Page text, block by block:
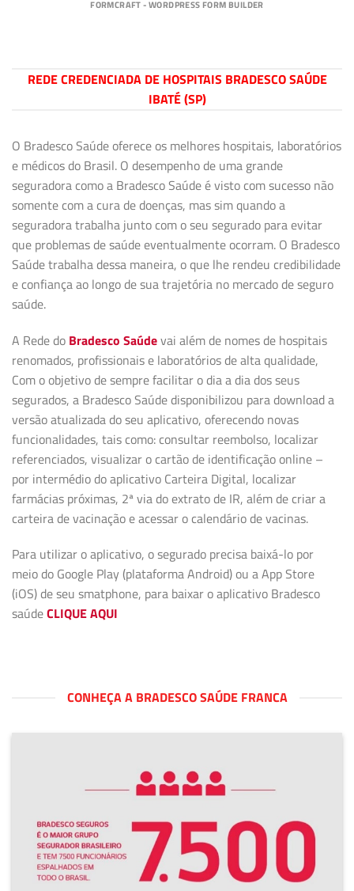
FORMCRAFT - WORDPRESS FORM BUILDER
REDE CREDENCIADA DE HOSPITAIS BRADESCO SAÚDE
IBATÉ (SP)
O Bradesco Saúde oferece os melhores hospitais, laboratórios
e médicos do Brasil. O desempenho de uma grande
seguradora como a Bradesco Saúde é visto com sucesso não
somente com a cura de doenças, mas sim quando a
seguradora trabalha junto com o seu segurado para evitar
que problemas de saúde eventualmente ocorram. O Bradesco
Saúde trabalha dessa maneira, o que lhe rendeu credibilidade
e confiança ao longo de sua trajetória no mercado de seguro
saúde.
A Rede do Bradesco Saúdevai além de nomes de hospitais
renomados, profissionais e laboratórios de alta qualidade,
Com o objetivo de sempre facilitar o dia a dia dos seus
segurados, a Bradesco Saúde disponibilizou para download a
versão atualizada do seu aplicativo, oferecendo novas
funcionalidades, tais como: consultar reembolso, localizar
referenciados, visualizar o cartão de identificação online –
por intermédio do aplicativo Carteira Digital, localizar
farmácias próximas, 2ª via do extrato de IR, além de criar a
carteira de vacinação e acessar o calendário de vacinas.
Para utilizar o aplicativo, o segurado precisa baixá-lo por
meio do Google Play (plataforma Android) ou a App Store
(iOS) de seu smatphone, para baixar o aplicativo Bradesco
saúdeCLIQUE AQUI
CONHEÇA A BRADESCO SAÚDE FRANCA